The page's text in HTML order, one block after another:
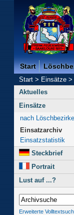
Freiwillige
Start
Start>Einsätze>
Aktuelles
Einsätze
nach
Einsatzarchiv
Einsatzstatistik
Steckbrief
Portrait
Lust auf ...?
Erweiterte